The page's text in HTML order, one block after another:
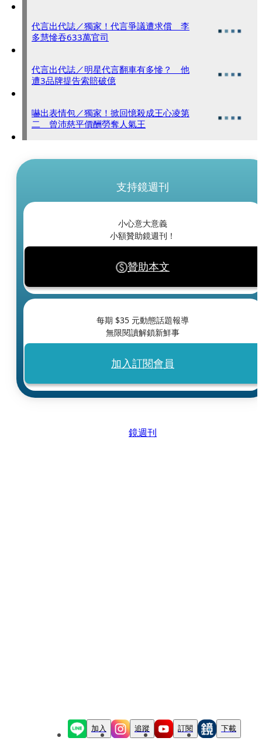
代言出代誌／獨家！代言爭議遭求償 李
多慧慘吞633萬官司
代言出代誌／明星代言翻車有多慘？ 他
遭3品牌提告索賠破億
嚇出表情包／獨家！掀回憶殺成王心凌第
二 曾沛慈平價酬勞奪人氣王
支持鏡週刊
小心意大意義
小額贊助鏡週刊！
贊助本文
每期 $35 元動態話題報導
無限閱讀解鎖新鮮事
加入訂閱會員
鏡週刊
加入 追蹤 訂閱 下載